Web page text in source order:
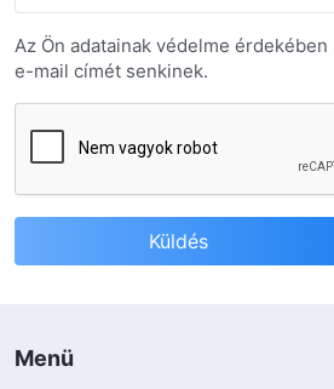
Az Ön adatainak védelme
e-mail címét senkinek.
Menü